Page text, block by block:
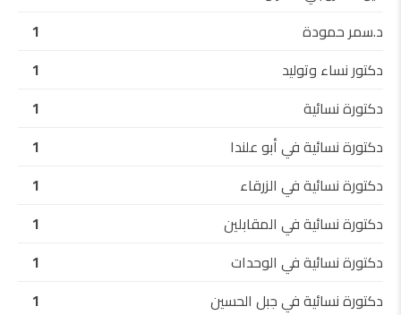
د.سمر حمودة
1
دكتور نساء وتوليد
1
دكتورة نسائية
1
دكتورة نسائية في أبو علندا
1
دكتورة نسائية في الزرقاء
1
دكتورة نسائية في المقابلين
1
دكتورة نسائية في الوحدات
1
دكتورة نسائية في جبل الحسين
1